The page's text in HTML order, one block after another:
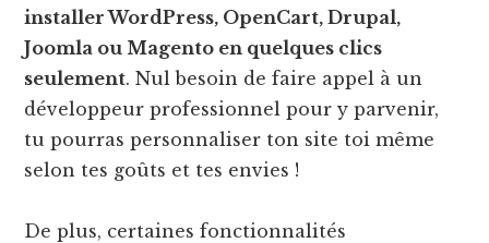
installer WordPress, OpenCart, Drupal,
Joomla ou Magento en quelques clics
seulement. Nul besoin de faire appel à un
développeur professionnel pour y parvenir,
tu pourras personnaliser ton site toi même
selon tes goûts et tes envies !
De plus, certaines fonctionnalités